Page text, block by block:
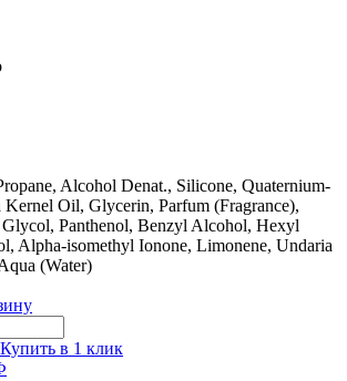
Alcohol Denat., Silicone, Quaternium-
Kernel Oil, Glycerin, Parfum (Fragrance),
Panthenol, Benzyl Alcohol, Hexyl
Alpha-isomethyl Ionone, Limonene, Undaria
(Water)
Купить в 1 клик